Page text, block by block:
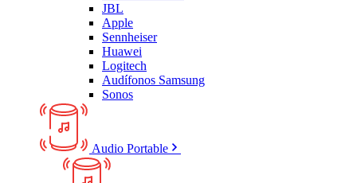
JBL
Apple
Sennheiser
Huawei
Logitech
Audífonos Samsung
Sonos
Audio Portable